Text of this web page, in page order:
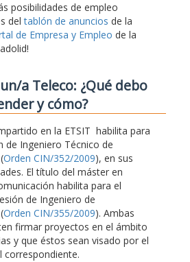
posibilidades de empleo
deltablón de anuncios de la
de Empresa y Empleo de la
a Teleco: ¿Qué debo
y cómo?
en la ETSIT habilita para
de Ingeniero Técnico de
Orden CIN/352/2009), en sus
El título del máster en
habilita para el
de Ingeniero de
Orden CIN/355/2009). Ambas
firmar proyectos en el ámbito
y que éstos sean visado por el
correspondiente.